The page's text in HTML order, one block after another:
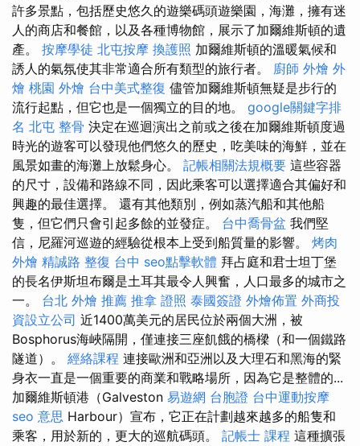
許多景點，包括歷史悠久的遊樂碼頭遊樂園，海灘，擁有迷
人的商店和餐館，以及各種博物館，展示了加爾維斯頓的遺
產。 按摩學徒 北屯按摩 換護照 加爾維斯頓的溫暖氣候和
誘人的氣氛使其非常適合所有類型的旅行者。 廚師 外燴 外
燴 桃園 外燴 台中美式整復 儘管加爾維斯頓無疑是步行的
流行起點，但它也是一個獨立的目的地。 google關鍵字排
名 北屯 整骨 決定在巡迴演出之前或之後在加爾維斯頓度過
時光的遊客可以發現他們悠久的歷史，吃美味的海鮮，並在
風景如畫的海灘上放鬆身心。 記帳相關法規概要 這些容器
的尺寸，設備和路線不同，因此乘客可以選擇適合其偏好和
興趣的最佳選擇。 還有其他類別，例如蒸汽船和其他船
隻，但它們只會引起多餘的並發症。 台中喬骨盆 我們堅
信，尼羅河巡遊的經驗從根本上受到船質量的影響。 烤肉
外燴 精誠路 整復 台中 seo點擊軟體 拜占庭和君士坦丁堡
的長名伊斯坦布爾是土耳其最令人興奮，人口最多的城市之
一。 台北 外燴 推薦 推拿 證照 泰國簽證 外燴佈置 外商投
資設立公司 近1400萬美元的居民位於兩個大洲，被
Bosphorus海峽隔開，僅連接三座飢餓的橋樑（和一個鐵路
隧道）。 經絡課程 連接歐洲和亞洲以及大理石和黑海的緊
身衣一直是一個重要的商業和戰略場所，因為它是整體的...
加爾維斯頓港（Galveston 易遊網 台胞證 台中運動按摩
seo 意思 Harbour）宣布，它正在計劃越來越多的船隻和
乘客，用於新的，更大的巡航碼頭。 記帳士 課程 這種擴張